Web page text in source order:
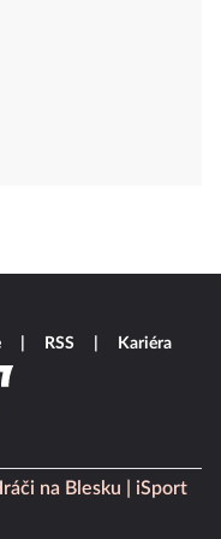
na Blesku
iSport
RSS Kariéra